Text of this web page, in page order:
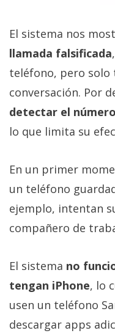
El sistema nos
llamada falsificada
teléfono, pero solo
conversación. Por
detectar el
lo que limita su
En un primer
un teléfono
ejemplo, intentan
compañero de
El sistema no
tengan iPhone, lo
usen un teléfono
descargar apps